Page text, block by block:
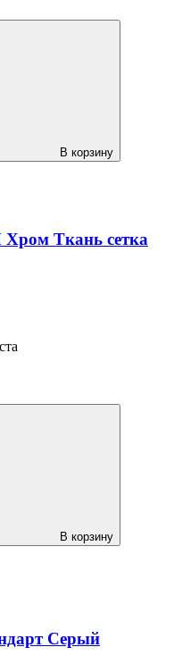
В корзину
Ткань сетка
В корзину
Серый